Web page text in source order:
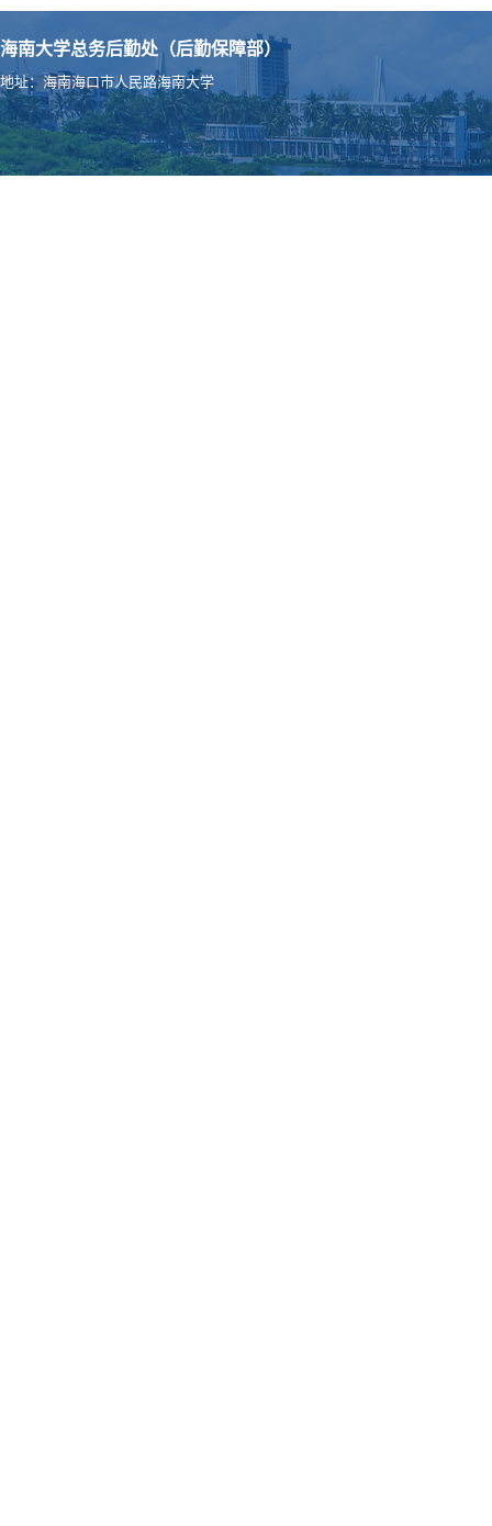
海南大学总务后勤处（后勤保障部）
地址：海南海口市人民路海南大学